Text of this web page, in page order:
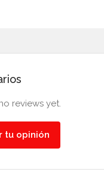
reviews yet.
tu opinión